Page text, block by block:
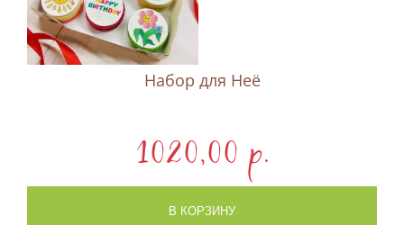
Набор для Неё
1020,00 p.